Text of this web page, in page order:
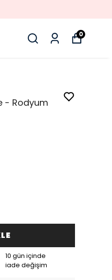
0
- Rodyum
10 gün içinde
iade değişim